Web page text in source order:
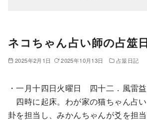
ネコちゃん占い師の占筮
2025年2月1日 2025年10月13日 占筮日記
・一月十四日火曜日 四十二．風雷
四時に起床。わが家の猫ちゃん占
卦を担当し、みかんちゃんが爻を担